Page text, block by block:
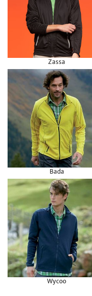
Zassa
Bada
Wycoo